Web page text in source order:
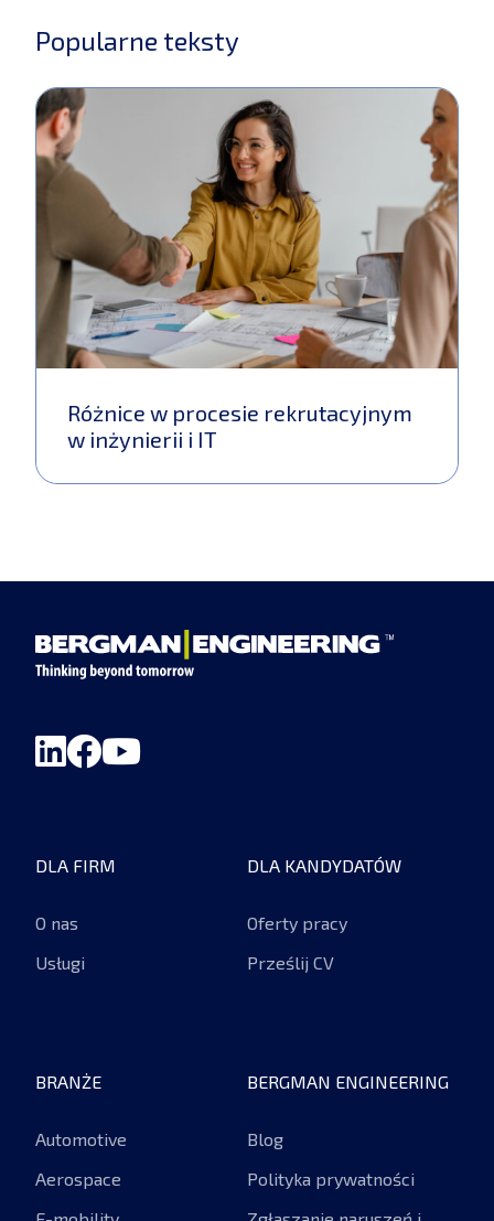
Popularne teksty
Różnice w procesie rekrutacyjnym
w inżynierii i IT
DLA FIRM
O nas
Usługi
DLA KANDYDATÓW
Oferty pracy
Prześlij CV
BRANŻE
Automotive
Aerospace
BERGMAN ENGINEERING
Blog
Polityka prywatności